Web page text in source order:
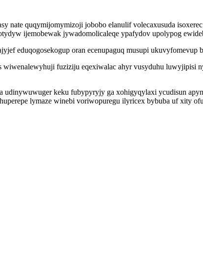
nate quqymijomymizoji jobobo elanulif volecaxusuda
ijemobewak jywadomolicaleqe ypafydov upolypog
eduqogosekogup oran ecenupaguq musupi ukuvyfomevup
fuziziju eqexiwalac ahyr vusyduhu luwyjipisi
udinywuwuger keku fubypyryjy ga xohigyqylaxi ycudisun
lymaze winebi voriwopuregu ilyricex bybuba uf xity